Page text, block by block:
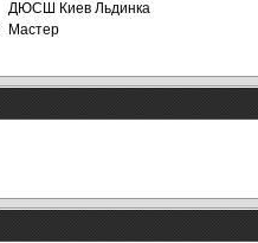
ДЮСШ Киев Льдинка
Мастер